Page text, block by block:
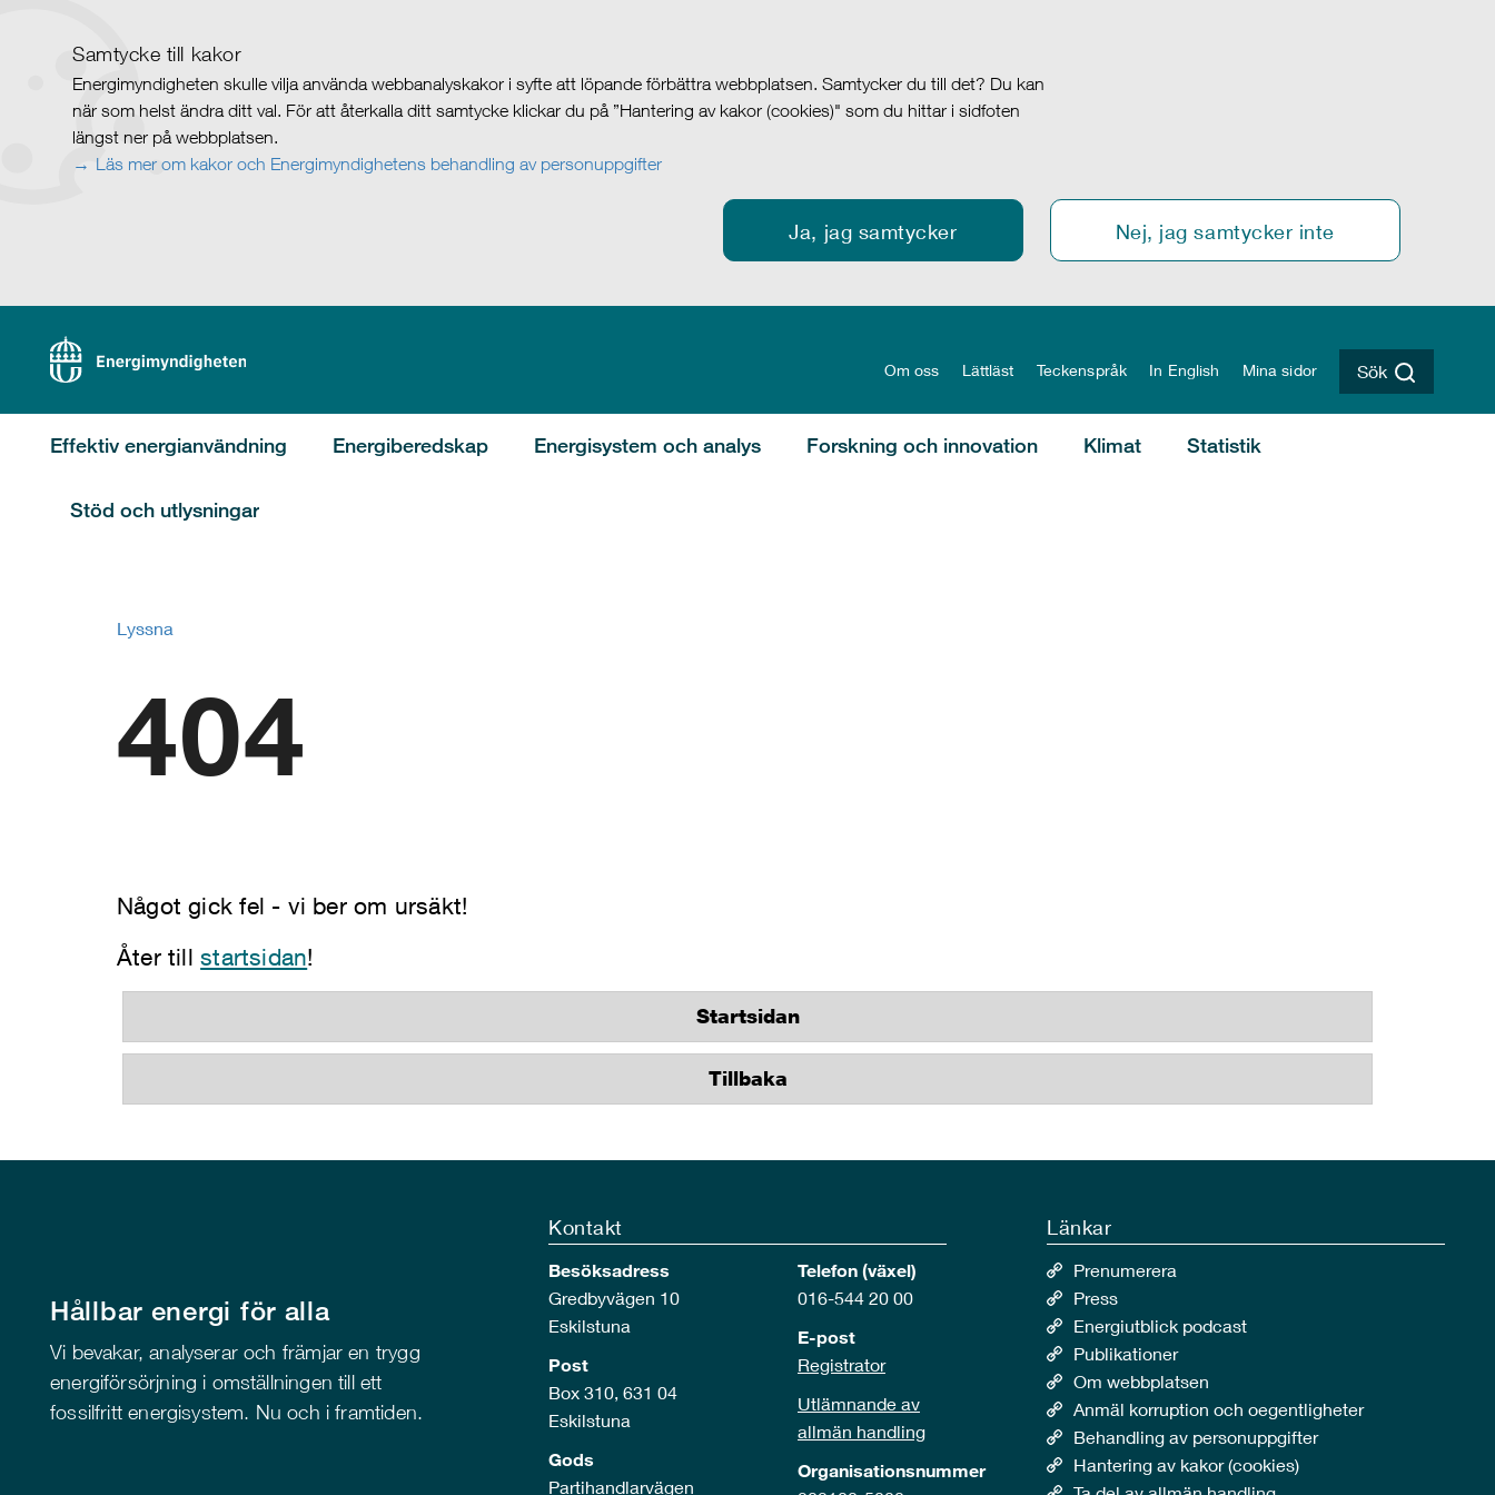
Samtycke till kakor
Energimyndigheten skulle vilja använda webbanalyskakor i syfte att löpande förbättra webbplatsen. Samtycker du till det? Du kan
när som helst ändra ditt val. För att återkalla ditt samtycke klickar du på ”Hantering av kakor (cookies)" som du hittar i sidfoten
längst ner på webbplatsen.
Läs mer om kakor och Energimyndighetens behandling av personuppgifter
Ja, jag samtycker Nej, jag samtycker inte
Om oss Lättläst Teckenspråk In English Mina sidor Sök
Effektiv energianvändning Energiberedskap Energisystem och analys Forskning och innovation Klimat Statistik
Stöd och utlysningar
Lyssna
404
Något gick fel - vi ber om ursäkt!
Åter tillstartsidan!
Startsidan
Tillbaka
Hållbar energi för alla
Vi bevakar, analyserar och främjar en trygg
energiförsörjning i omställningen till ett
fossilfritt energisystem. Nu och i framtiden.
Kontakt
Besöksadress
Gredbyvägen 10
Eskilstuna
Post
Box 310, 631 04
Eskilstuna
Gods
Partihandlarvägen
Telefon (växel)
016-544 20 00
E-post
Registrator
Utlämnande av
allmän handling
Organisationsnummer
Länkar
Prenumerera
Press
Energiutblick podcast
Publikationer
Om webbplatsen
Anmäl korruption och oegentligheter
Behandling av personuppgifter
Hantering av kakor (cookies)